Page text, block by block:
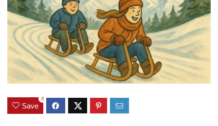
Save
0